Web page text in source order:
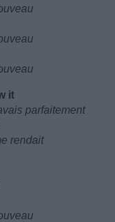
it
parfaitement
rendait